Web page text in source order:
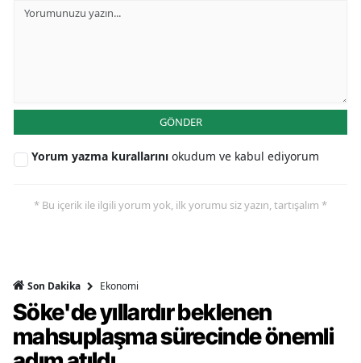
GÖNDER
Yorum yazma kurallarını okudum ve kabul ediyorum
* Bu içerik ile ilgili yorum yok, ilk yorumu siz yazın, tartışalım *
Son Dakika Ekonomi
Söke'de yıllardır beklenen
mahsuplaşma sürecinde önemli